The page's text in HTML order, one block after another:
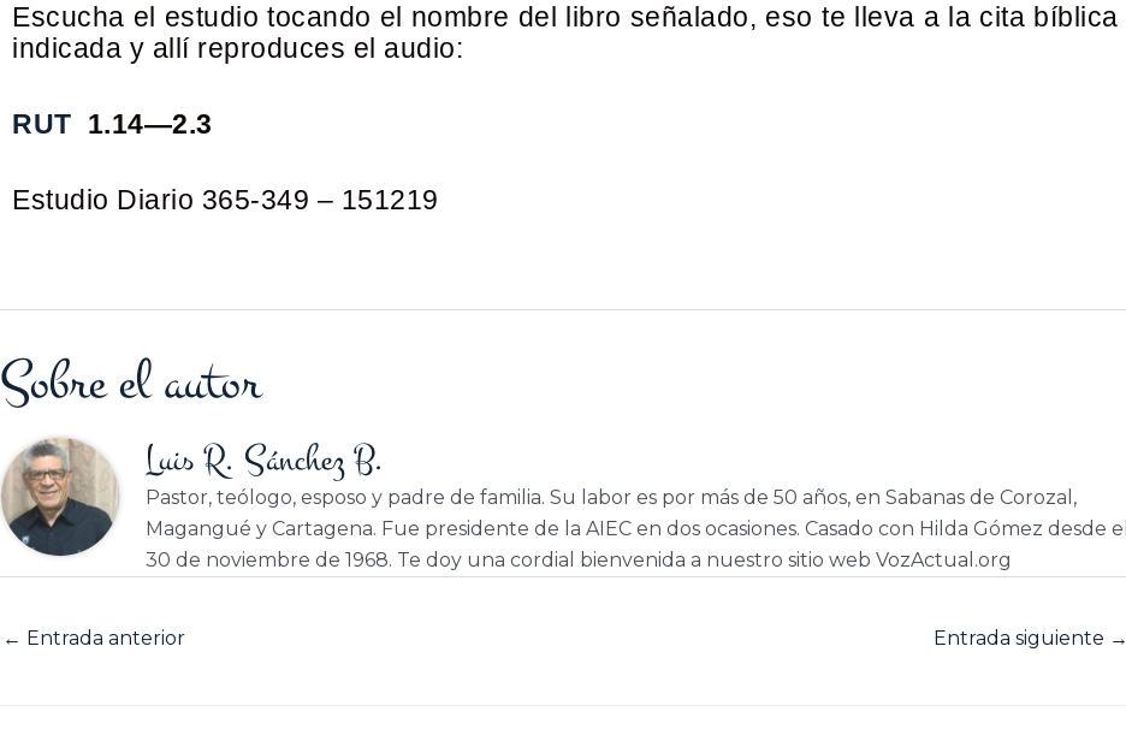
Escucha el estudio tocando el nombre del libro señalado, eso te lleva a la cita bíblica
indicada y allí reproduces el audio:
RUT 1.14—2.3
Estudio Diario 365-349 – 151219
Sobre el autor
Luis R. Sánchez B.
Pastor, teólogo, esposo y padre de familia. Su labor es por más de 50 años, en Sabanas de Corozal,
Magangué y Cartagena. Fue presidente de la AIEC en dos ocasiones. Casado con Hilda Gómez desde el
30 de noviembre de 1968. Te doy una cordial bienvenida a nuestro sitio web VozActual.org
← Entrada anterior Entrada siguiente →